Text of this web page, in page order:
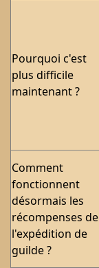
Pourquoi c'est
plus difficile
maintenant ?
Comment
fonctionnent
désormais les
récompenses de
l'expédition de
guilde ?